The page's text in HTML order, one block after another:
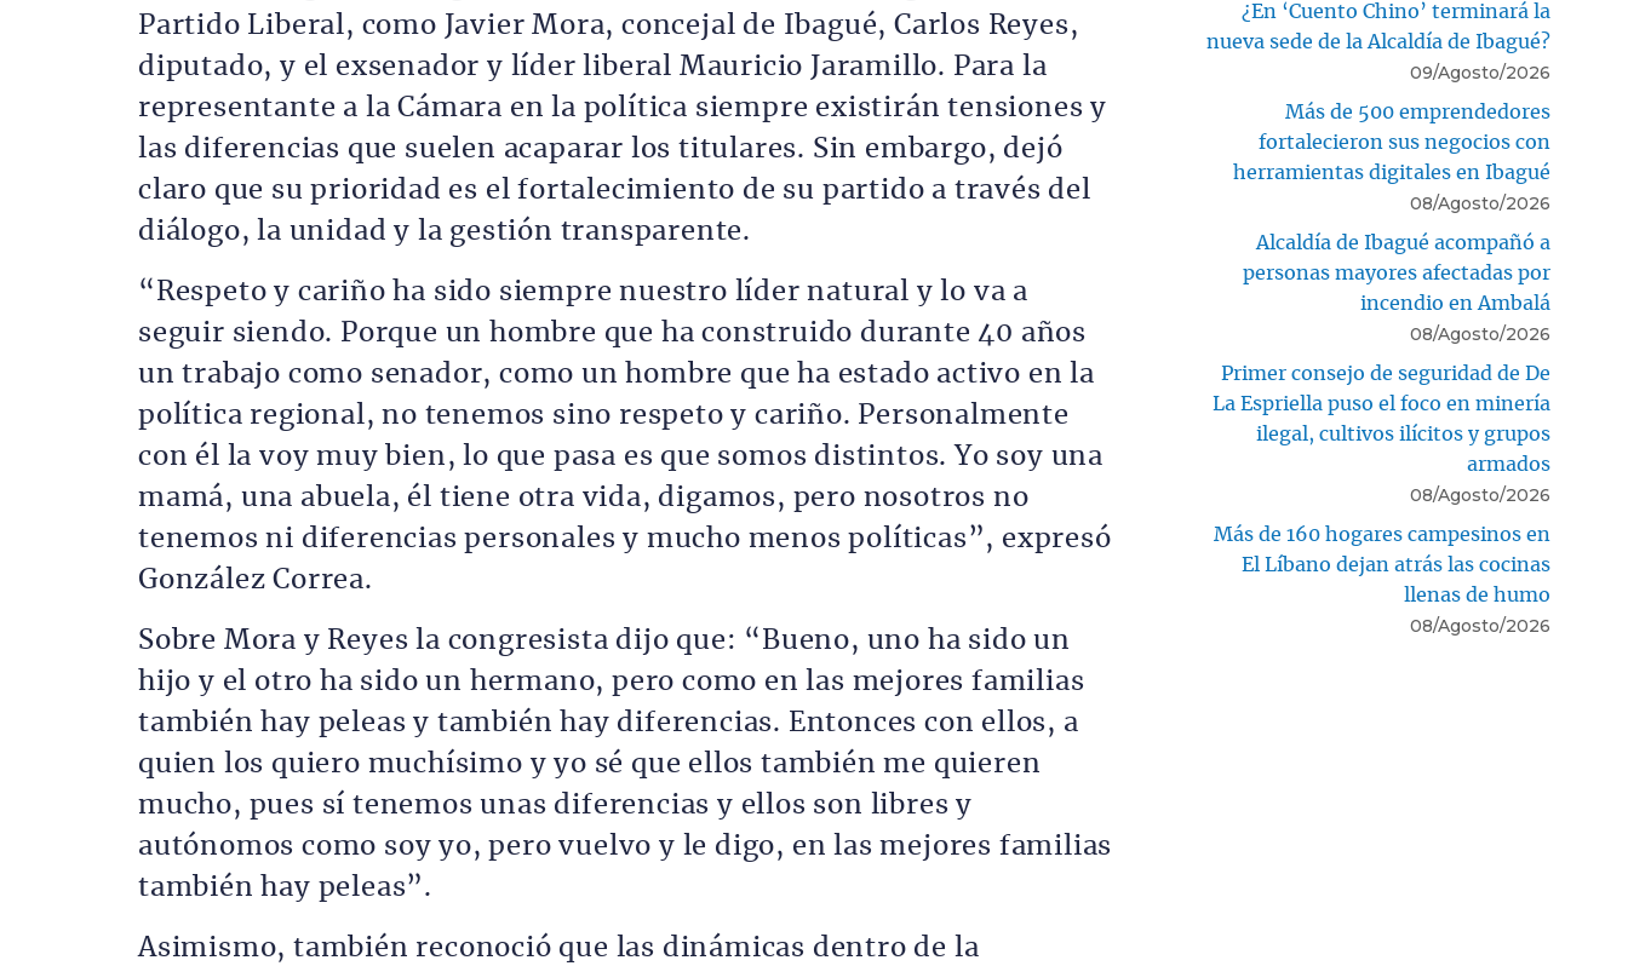
Partido Liberal, como Javier Mora, concejal de Ibagué, Carlos Reyes,
diputado, y el exsenador y líder liberal Mauricio Jaramillo. Para la
representante a la Cámara en la política siempre existirán tensiones y
las diferencias que suelen acaparar los titulares. Sin embargo, dejó
claro que su prioridad es el fortalecimiento de su partido a través del
diálogo, la unidad y la gestión transparente.
“Respeto y cariño ha sido siempre nuestro líder natural y lo va a
seguir siendo. Porque un hombre que ha construido durante 40 años
un trabajo como senador, como un hombre que ha estado activo en la
política regional, no tenemos sino respeto y cariño. Personalmente
con él la voy muy bien, lo que pasa es que somos distintos. Yo soy una
mamá, una abuela, él tiene otra vida, digamos, pero nosotros no
tenemos ni diferencias personales y mucho menos políticas”, expresó
González Correa.
Sobre Mora y Reyes la congresista dijo que: “Bueno, uno ha sido un
hijo y el otro ha sido un hermano, pero como en las mejores familias
también hay peleas y también hay diferencias. Entonces con ellos, a
quien los quiero muchísimo y yo sé que ellos también me quieren
mucho, pues sí tenemos unas diferencias y ellos son libres y
autónomos como soy yo, pero vuelvo y le digo, en las mejores familias
también hay peleas”.
Asimismo, también reconoció que las dinámicas dentro de la
¿En ‘Cuento Chino’ terminará la
nueva sede de la Alcaldía de Ibagué?
09/Agosto/2026
Más de 500 emprendedores
fortalecieron sus negocios con
herramientas digitales en Ibagué
08/Agosto/2026
Alcaldía de Ibagué acompañó a
personas mayores afectadas por
incendio en Ambalá
08/Agosto/2026
Primer consejo de seguridad de De
La Espriella puso el foco en minería
ilegal, cultivos ilícitos y grupos
armados
08/Agosto/2026
Más de 160 hogares campesinos en
El Líbano dejan atrás las cocinas
llenas de humo
08/Agosto/2026